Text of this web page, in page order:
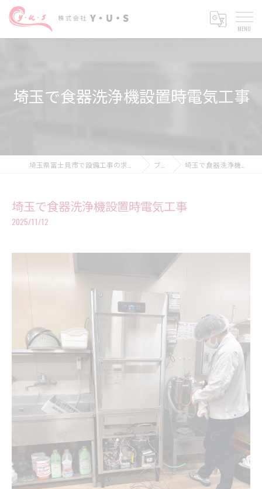
埼玉で食器洗浄機設置時電気工事
ブログ 埼玉で食器洗浄機設置時電気工事
埼玉で食器洗浄機設置時電気工事
2025/11/12